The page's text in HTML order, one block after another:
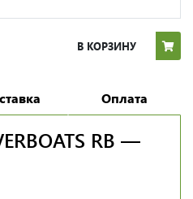
В КОРЗИНУ
Оплата
RB —